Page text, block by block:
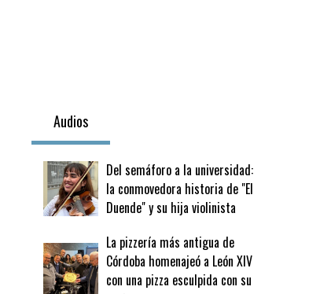
Audios
Del semáforo a la universidad:
la conmovedora historia de "El
Duende" y su hija violinista
La pizzería más antigua de
Córdoba homenajeó a León XIV
con una pizza esculpida con su